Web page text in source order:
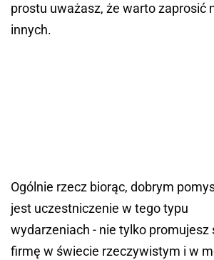
prostu uważasz, że warto zaprosić
innych.
Ogólnie rzecz biorąc, dobrym
jest uczestniczenie w tego typu
wydarzeniach - nie tylko promujesz
firmę w świecie rzeczywistym i w